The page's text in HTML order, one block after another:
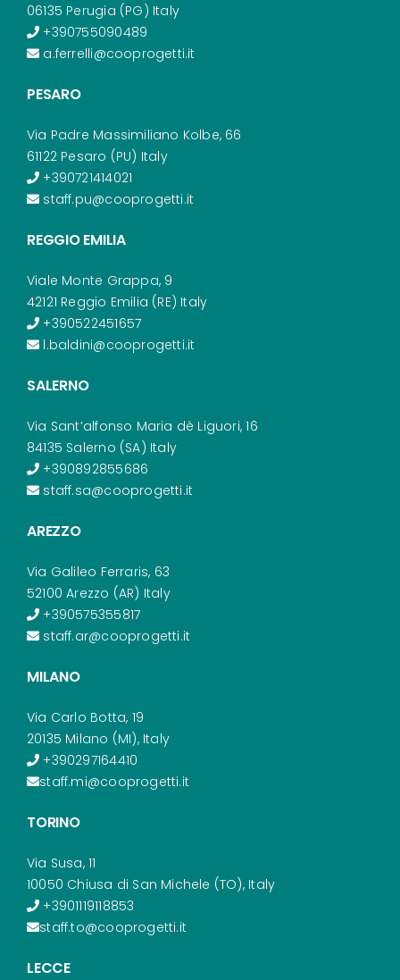
06135 Perugia (PG) Italy
+390755090489
a.ferrelli@cooprogetti.it
PESARO
Via Padre Massimiliano Kolbe, 66
61122 Pesaro (PU) Italy
+390721414021
staff.pu@cooprogetti.it
REGGIO EMILIA
Viale Monte Grappa, 9
42121 Reggio Emilia (RE) Italy
+390522451657
l.baldini@cooprogetti.it
SALERNO
Via Sant’alfonso Maria dè Liguori, 16
84135 Salerno (SA) Italy
+390892855686
staff.sa@cooprogetti.it
AREZZO
Via Galileo Ferraris, 63
52100 Arezzo (AR) Italy
+390575355817
staff.ar@cooprogetti.it
MILANO
Via Carlo Botta, 19
20135 Milano (MI), Italy
+390297164410
staff.mi@cooprogetti.it
TORINO
Via Susa, 11
10050 Chiusa di San Michele (TO), Italy
+3901119118853
staff.to@cooprogetti.it
LECCE